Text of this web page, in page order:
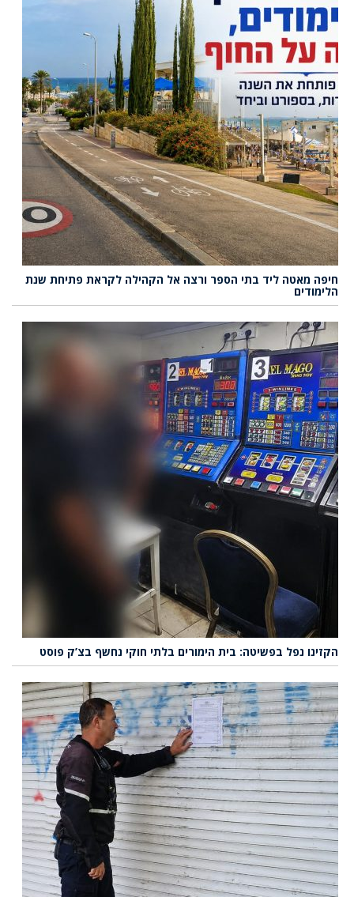
חיפה מאטה ליד בתי הספר ורצה אל הקהילה לקראת פתיחת שנת
הלימודים
הקזינו נפל בפשיטה: בית הימורים בלתי חוקי נחשף בצ’ק פוסט